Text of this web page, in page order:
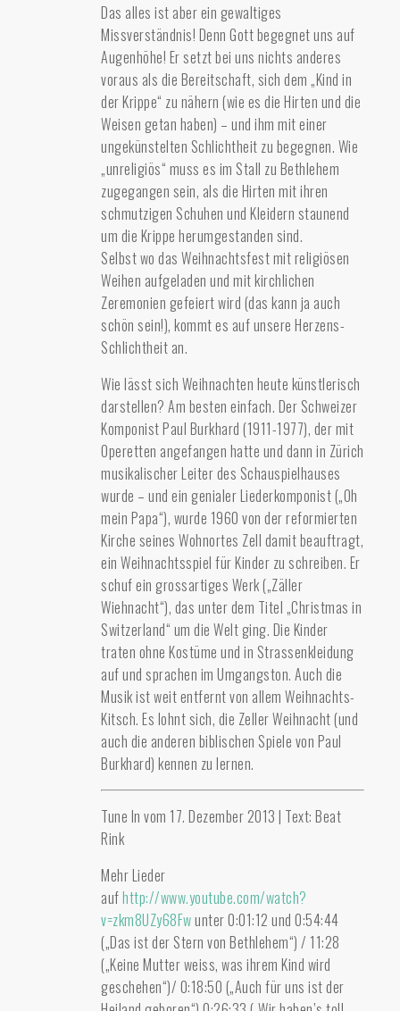
Das alles ist aber ein gewaltiges
Missverständnis! Denn Gott begegnet uns auf
Augenhöhe! Er setzt bei uns nichts anderes
voraus als die Bereitschaft, sich dem „Kind in
der Krippe“ zu nähern (wie es die Hirten und die
Weisen getan haben) – und ihm mit einer
ungekünstelten Schlichtheit zu begegnen. Wie
„unreligiös“ muss es im Stall zu Bethlehem
zugegangen sein, als die Hirten mit ihren
schmutzigen Schuhen und Kleidern staunend
um die Krippe herumgestanden sind.
Selbst wo das Weihnachtsfest mit religiösen
Weihen aufgeladen und mit kirchlichen
Zeremonien gefeiert wird (das kann ja auch
schön sein!), kommt es auf unsere Herzens-
Schlichtheit an.
Wie lässt sich Weihnachten heute künstlerisch
darstellen? Am besten einfach. Der Schweizer
Komponist Paul Burkhard (1911-1977), der mit
Operetten angefangen hatte und dann in Zürich
musikalischer Leiter des Schauspielhauses
wurde – und ein genialer Liederkomponist („Oh
mein Papa“), wurde 1960 von der reformierten
Kirche seines Wohnortes Zell damit beauftragt,
ein Weihnachtsspiel für Kinder zu schreiben. Er
schuf ein grossartiges Werk („Zäller
Wiehnacht“), das unter dem Titel „Christmas in
Switzerland“ um die Welt ging. Die Kinder
traten ohne Kostüme und in Strassenkleidung
auf und sprachen im Umgangston. Auch die
Musik ist weit entfernt von allem Weihnachts-
Kitsch. Es lohnt sich, die Zeller Weihnacht (und
auch die anderen biblischen Spiele von Paul
Burkhard) kennen zu lernen.
Tune In vom 17. Dezember 2013 | Text: Beat
Rink
Mehr Lieder
aufhttp://www.youtube.com/watch?
v=zkm8UZy68Fwunter 0:01:12 und 0:54:44
(„Das ist der Stern von Bethlehem“) / 11:28
(„Keine Mutter weiss, was ihrem Kind wird
geschehen“)/ 0:18:50 („Auch für uns ist der